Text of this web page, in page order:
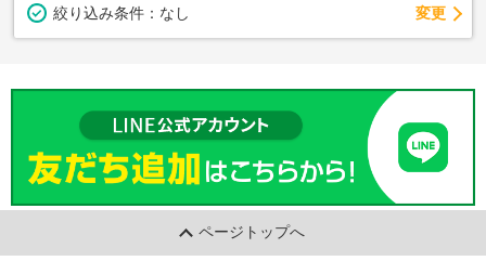
絞り込み条件： なし 変更
ページトップへ